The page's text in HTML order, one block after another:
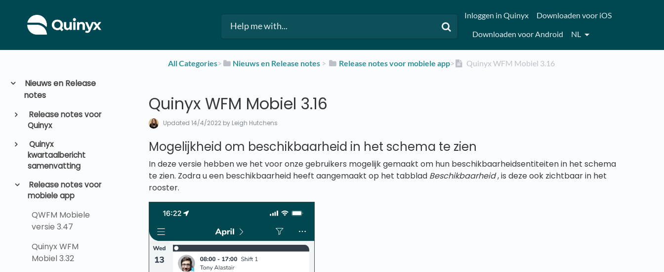
Inloggen in Quinyx
Downloaden voor iOS
Downloaden voor Android
NL
Nieuws en Release
notes
Release notes voor
Quinyx
Quinyx
kwartaalbericht
samenvatting
Release notes voor
mobiele app
QWFM Mobiele
versie 3.47
Quinyx WFM
Mobiel 3.32
All Categories​>​ ​Nieuws en Release notes ​ > ​ ​Release notes voor mobiele app​>​ Quinyx WFM Mobiel 3.16
Quinyx WFM Mobiel 3.16
Updated14/4/2022 by Leigh Hutchens
Mogelijkheid om beschikbaarheid in het schema te zien
In deze versie hebben we het voor onze gebruikers mogelijk gemaakt om hun beschikbaarheidsentiteiten in het schema
te zien. Zodra u een beschikbaarheid heeft aangemaakt op het tabblad Beschikbaarheid, is deze ook zichtbaar in het
rooster.